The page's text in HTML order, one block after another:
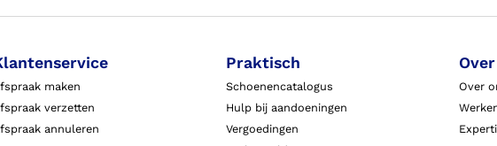
maken
verzetten
annuleren
Praktisch
Schoenencatalogus
Hulp bij aandoeningen
Vergoedingen
Over